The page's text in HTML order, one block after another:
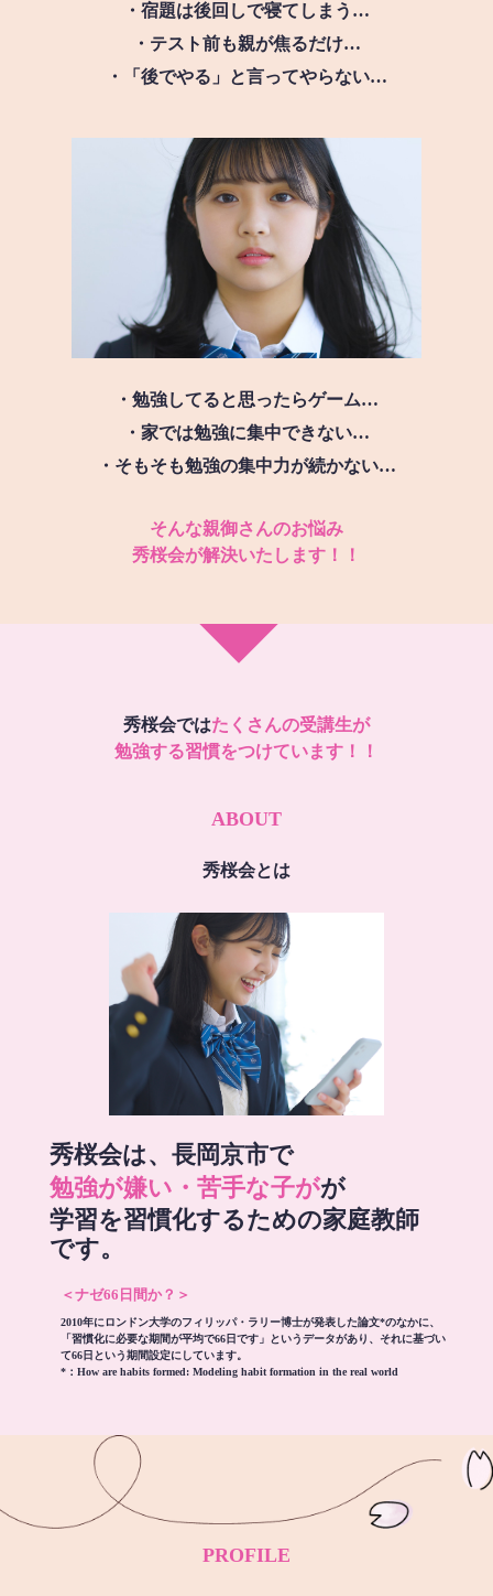
・宿題は後回しで寝てしまう…
・テスト前も親が焦るだけ…
・「後でやる」と言ってやらない…
・勉強してると思ったらゲーム…
・家では勉強に集中できない…
・そもそも勉強の集中力が続かない…
そんな親御さんのお悩み
秀桜会が解決いたします！！
秀桜会ではたくさんの受講生が
勉強する習慣をつけています！！
ABOUT
秀桜会とは
秀桜会は、長岡京市で
勉強が嫌い・苦手な子がが
学習を習慣化するための家庭教師
です。
＜ナゼ66日間か？＞
2010年にロンドン大学のフィリッパ・ラリー博士が発表した論文*のなかに、
「習慣化に必要な期間が平均で66日です」というデータがあり、それに基づい
て66日という期間設定にしています。
*： How are habits formed: Modeling habit formation in the real world
PROFILE